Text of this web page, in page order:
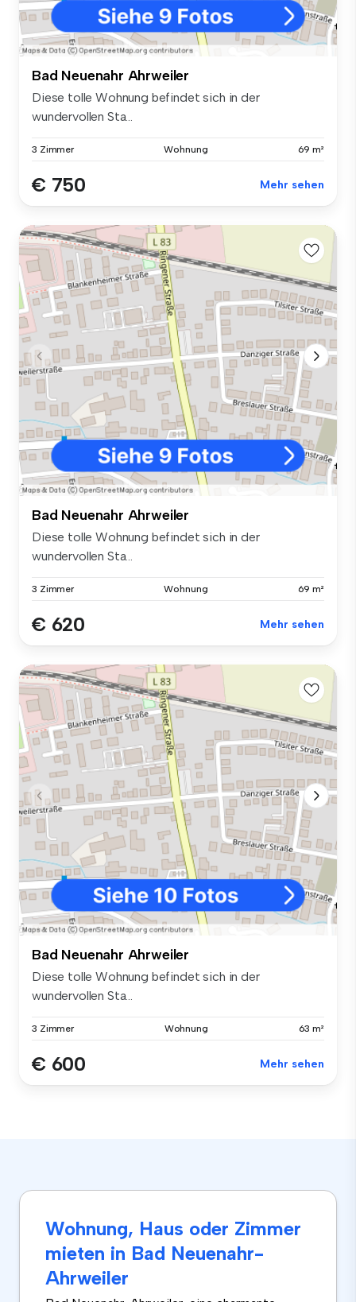
Bad Neuenahr Ahrweiler
Diese tolle Wohnung befindet sich in der
wundervollen Sta...
3 Zimmer Wohnung 69 m²
€ 750 Mehr sehen
Bad Neuenahr Ahrweiler
Diese tolle Wohnung befindet sich in der
wundervollen Sta...
3 Zimmer Wohnung 69 m²
€ 620 Mehr sehen
Bad Neuenahr Ahrweiler
Diese tolle Wohnung befindet sich in der
wundervollen Sta...
3 Zimmer Wohnung 63 m²
€ 600 Mehr sehen
Wohnung, Haus oder Zimmer
mieten in Bad Neuenahr-
Ahrweiler